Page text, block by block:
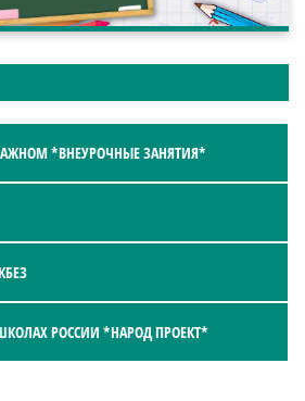
*ВНЕУРОЧНЫЕ ЗАНЯТИЯ*
РОССИИ *НАРОД ПРОЕКТ*